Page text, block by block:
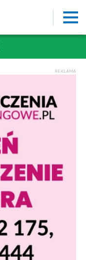
REKLAMA